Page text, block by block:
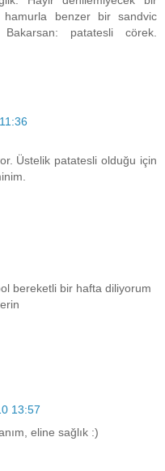
benzer bir sandvic
patatesli cörek.
Üstelik patatesli olduğu için
bereketli bir hafta diliyorum
13:57
eline sağlık :)